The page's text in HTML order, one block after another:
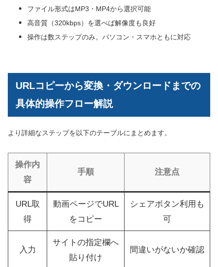
ファイル形式はMP3・MP4から選択可能
高音質（320kbps）を選べば解像度も良好
操作は数ステップのみ。パソコン・スマホともに対応
URLコピーから変換・ダウンロードまでの
具体的操作フロー解説
より詳細なステップを以下のテーブルにまとめます。
操作内
容
手順 注意点
URL取
得
動画ページでURL
をコピー
シェアボタン利用も
可
入力
サイトの指定欄へ
貼り付け
間違いがないか確認